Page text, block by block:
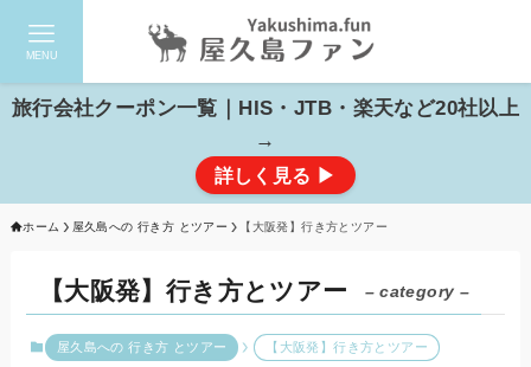
MENU
旅行会社クーポン一覧｜HIS・JTB・楽天など20社以上
→
詳しく見る ▶
ホーム 屋久島への 行き方 とツアー 【大阪発】行き方とツアー
【大阪発】行き方とツアー – category –
屋久島への 行き方 とツアー 【大阪発】行き方とツアー